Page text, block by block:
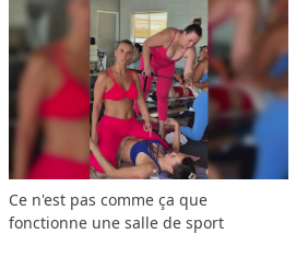
Ce n'est pas comme ça que
fonctionne une salle de sport